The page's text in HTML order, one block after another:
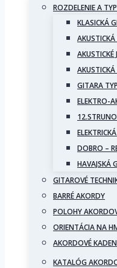
ROZDELENIE A
KLASICKÁ
AKUSTICKÉ
GITARA
ELEKTRO-
DOBRO –
HAVAJSKÁ
GITAROVÉ
BARRÉ AKORDY
POLOHY
ORIENTÁCIA NA
AKORDOVÉ
KATALÓG